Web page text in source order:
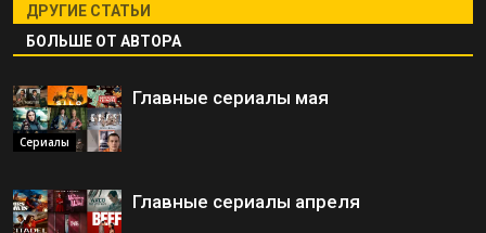
ДРУГИЕ СТАТЬИ
БОЛЬШЕ ОТ АВТОРА
Сериалы
Главные сериалы мая
Главные сериалы апреля